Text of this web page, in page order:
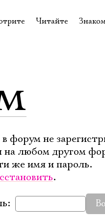
чтения
Читайте
Библиотека
ОфициальныеЮрий
форум не
на любом другом
же имя и пароль.
.